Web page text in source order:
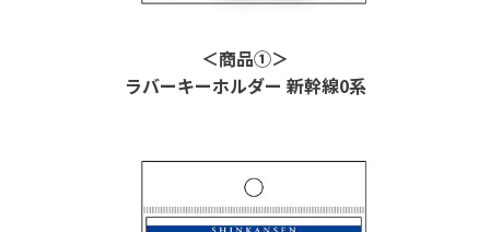
＜商品①＞
ラバーキーホルダー 新幹線0系